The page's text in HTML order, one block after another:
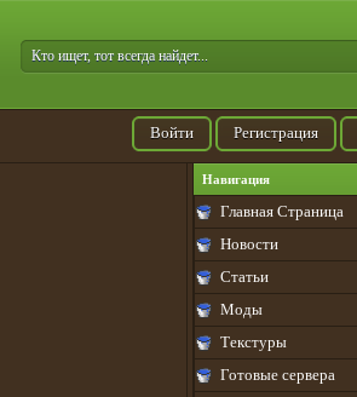
Войти Регистрация
Навигация
Главная Страница
Новости
Статьи
Моды
Текстуры
Готовые сервера